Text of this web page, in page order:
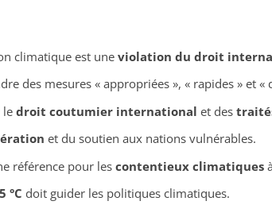
climatique est une violation du droit
des mesures « appropriées », « rapides » et «
le droit coutumier international et des
et du soutien aux nations vulnérables.
référence pour les contentieux climatiques
°C doit guider les politiques climatiques.